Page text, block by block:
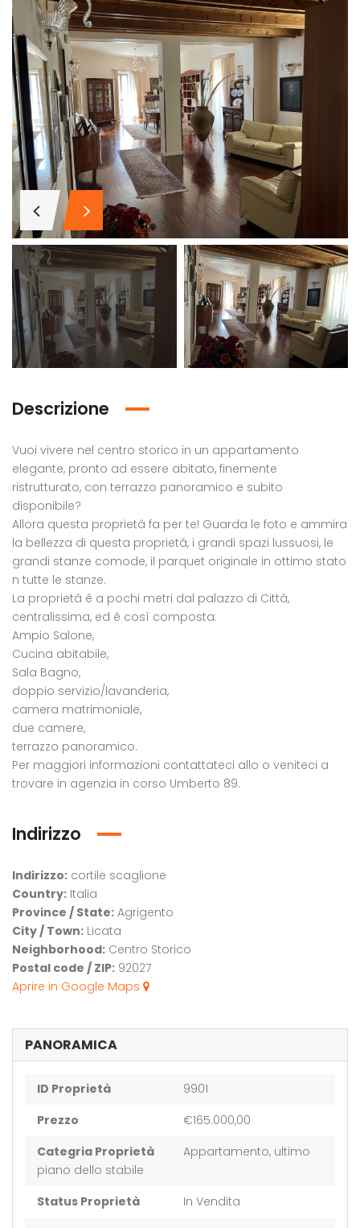
Descrizione
Vuoi vivere nel centro storico in un appartamento
elegante, pronto ad essere abitato, finemente
ristrutturato, con terrazzo panoramico e subito
disponibile?
Allora questa proprietâ fa per te! Guarda le foto e ammira
la bellezza di questa proprietâ, i grandi spazi lussuosi, le
grandi stanze comode, il parquet originale in ottimo stato
n tutte le stanze.
La proprietâ ê a pochi metri dal palazzo di Cittâ,
centralissima, ed ê così composta:
Ampio Salone,
Cucina abitabile,
Sala Bagno,
doppio servizio/lavanderia,
camera matrimoniale,
due camere,
terrazzo panoramico.
Per maggiori informazioni contattateci allo o veniteci a
trovare in agenzia in corso Umberto 89.
Indirizzo
Indirizzo: cortile scaglione
Country: Italia
Province / State: Agrigento
City / Town: Licata
Neighborhood: Centro Storico
Postal code / ZIP: 92027
Aprire in Google Maps
PANORAMICA
ID Proprietà
9901
Prezzo
€165.000,00
Categria Proprietà
Appartamento, ultimo
piano dello stabile
Status Proprietà
In Vendita
terreno edificabile per scuola o palestra
piazza armerina 30
Appartamento in vendita in Via P.M. Filiberto Pizzolati 2, Licata
€130.000,00
via P.M. Pizzolanti 2
Desusino